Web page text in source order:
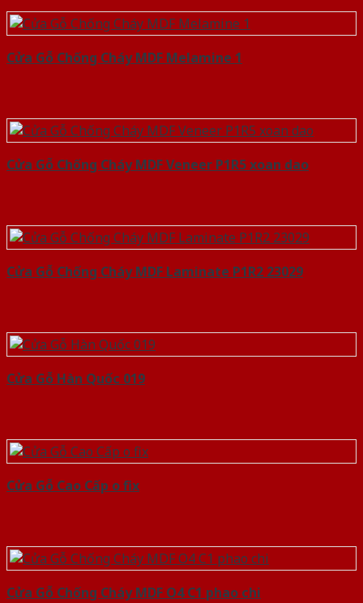
Cửa Gỗ Chống Cháy MDF Melamine 1
Cửa Gỗ Chống Cháy MDF Veneer P1R5 xoan dao
Cửa Gỗ Chống Cháy MDF Laminate P1R2 23029
Cửa Gỗ Hàn Quốc 019
Cửa Gỗ Cao Cấp o fix
Cửa Gỗ Chống Cháy MDF O4 C1 phao chi